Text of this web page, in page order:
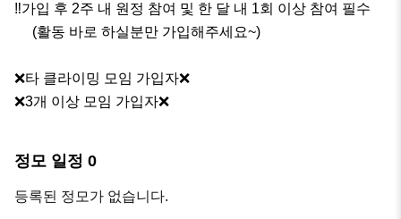
‼️가입 후 2주 내 원정 참여 및 한 달 내 1회 이상 참여 필수
❌타 클라이밍 모임 가입자❌
❌3개 이상 모임 가입자❌
정모 일정 0
등록된 정모가 없습니다.